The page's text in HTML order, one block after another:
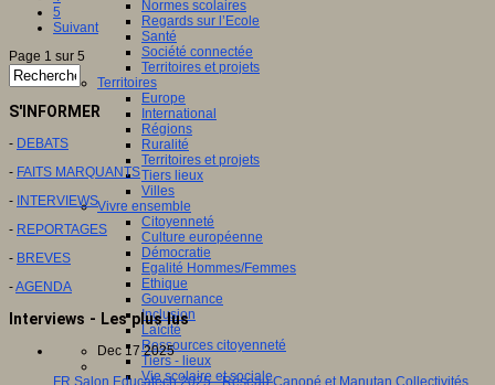
Normes scolaires
Regards sur l’Ecole
Santé
Société connectée
Territoires et projets
Territoires
Europe
International
Régions
Ruralité
Territoires et projets
Tiers lieux
Villes
Vivre ensemble
Citoyenneté
Culture européenne
Démocratie
Egalité Hommes/Femmes
Ethique
Gouvernance
Inclusion
Laïcité
Ressources citoyenneté
Tiers - lieux
Vie scolaire et sociale
5
Suivant
Page 1 sur 5
S'INFORMER
- DEBATS
- FAITS MARQUANTS
- INTERVIEWS
- REPORTAGES
- BREVES
-AGENDA
Interviews - Les plus lus
Dec 17 2025
FR Salon Educatech 2025 - Réseau Canopé et Manutan Collectivités